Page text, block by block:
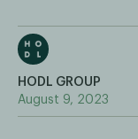
HODL GROUP
August 9, 2023